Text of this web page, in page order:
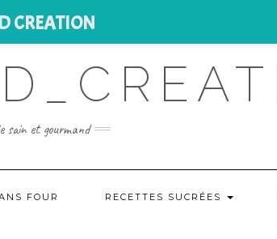
sain et gourmand
FOUR RECETTES SUCRÉES
CREATION